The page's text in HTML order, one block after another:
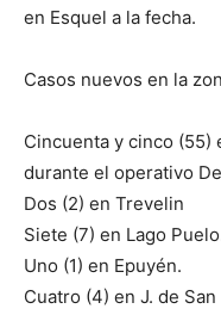
en Esquel a la fecha.
Casos nuevos en la
Cincuenta y cinco (55)
durante el operativo
Dos (2) en Trevelin
Siete (7) en Lago
Uno (1) en Epuyén.
Cuatro (4) en J. de